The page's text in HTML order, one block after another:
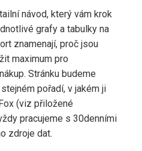
návod, který vám krok
grafy a tabulky na
znamenají, proč jsou
maximum pro
Stránku budeme
pořadí, v jakém ji
(viz přiložené
pracujeme s 30denními
zdroje dat.